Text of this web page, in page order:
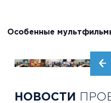
Особенные
НОВОСТИ